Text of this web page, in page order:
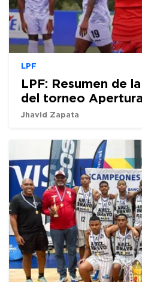
LPF
LPF: Resumen de
del torneo
Jhavid Zapata